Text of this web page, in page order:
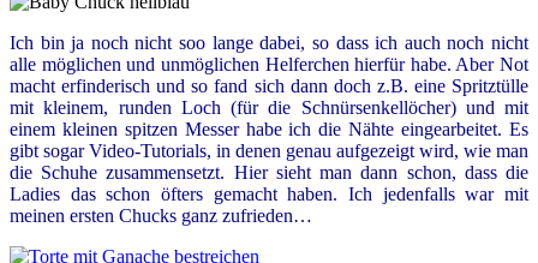
Ich bin ja noch nicht soo lange dabei, so dass ich auch noch nicht
alle möglichen und unmöglichen Helferchen hierfür habe. Aber Not
macht erfinderisch und so fand sich dann doch z.B. eine Spritztülle
mit kleinem, runden Loch (für die Schnürsenkellöcher) und mit
einem kleinen spitzen Messer habe ich die Nähte eingearbeitet. Es
gibt sogar Video-Tutorials, in denen genau aufgezeigt wird, wie man
die Schuhe zusammensetzt. Hier sieht man dann schon, dass die
Ladies das schon öfters gemacht haben. Ich jedenfalls war mit
meinen ersten Chucks ganz zufrieden…